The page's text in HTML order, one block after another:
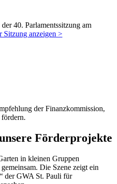
40. Parlamentssitzung am
Sitzung anzeigen >
der Finanzkommission,
Förderprojekte